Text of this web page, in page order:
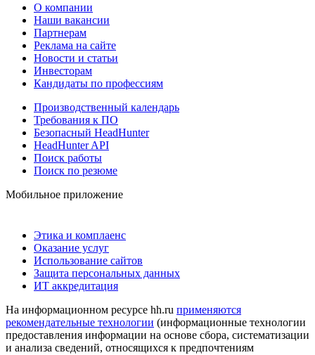
О компании
Наши вакансии
Партнерам
Реклама на сайте
Новости и статьи
Инвесторам
Кандидаты по профессиям
Производственный календарь
Требования к ПО
Безопасный HeadHunter
HeadHunter API
Поиск работы
Поиск по резюме
Мобильное приложение
Этика и комплаенс
Оказание услуг
Использование сайтов
Защита персональных данных
ИТ аккредитация
На информационном ресурсе hh.ru применяются
рекомендательные технологии (информационные технологии
предоставления информации на основе сбора, систематизации
и анализа сведений, относящихся к предпочтениям